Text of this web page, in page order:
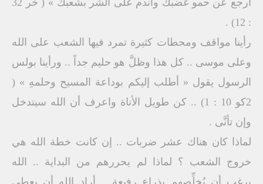
ارجع عن حمو غضبك واندم على الشر بشعبك » ( خر 32
: 12) .
رأينا مواقف ومحطات كثيرة تمرد فيها الشعب على الله
وعلى موسى .. كل هذا وظلَّ هو حليم جداً .. ورأينا بولس
الرسول يقول « أطلب إليكم بوداعة المسيح وحلمهِ » (
2كو 10 : 1) .. كن طويل الأناة واعرف أن الله سيتدخل
وإن تأنَّى .
لماذا كان هناك عشر ضربات .. إن كانت خطة الله هي
خروج الشعب ؟ لماذا لم يحررهم من البداية .. الله
يرغب أن يُخلِّصهم بذراع رفيعة .. أراد الله أن يعطي